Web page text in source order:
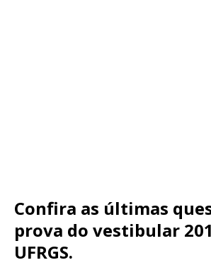
Confira as últimas
prova do vestibular
UFRGS.